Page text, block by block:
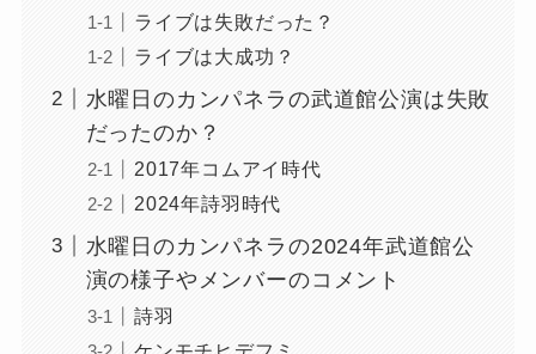
ライブは失敗だった？
ライブは大成功？
水曜日のカンパネラの武道館公演は失敗
だったのか？
2017年コムアイ時代
2024年詩羽時代
水曜日のカンパネラの2024年武道館公
演の様子やメンバーのコメント
詩羽